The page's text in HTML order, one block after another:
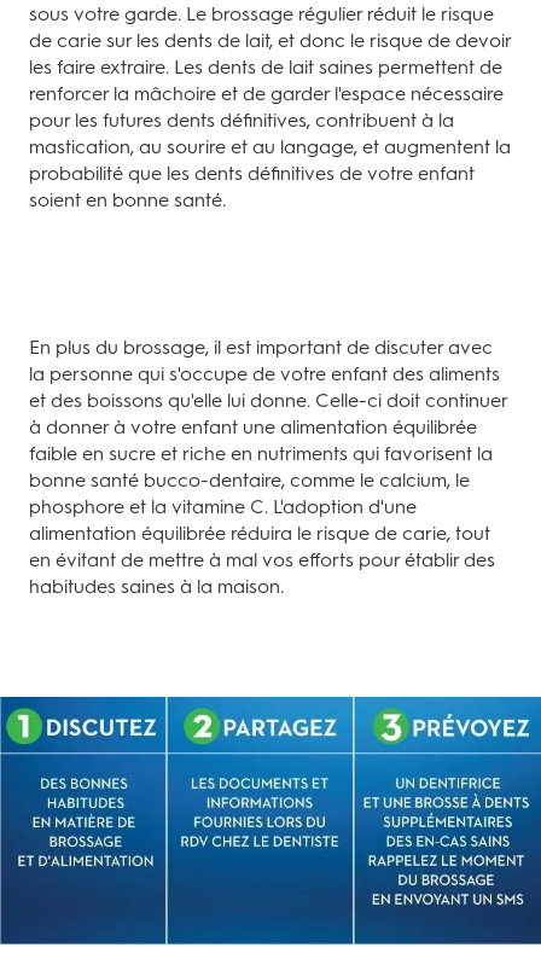
sous votre garde. Le brossage régulier réduit le risque
de carie sur les dents de lait, et donc le risque de devoir
les faire extraire. Les dents de lait saines permettent de
renforcer la mâchoire et de garder l'espace nécessaire
pour les futures dents définitives, contribuent à la
mastication, au sourire et au langage, et augmentent la
probabilité que les dents définitives de votre enfant
soient en bonne santé.
En plus du brossage, il est important de discuter avec
la personne qui s'occupe de votre enfant des aliments
et des boissons qu'elle lui donne. Celle-ci doit continuer
à donner à votre enfant une alimentation équilibrée
faible en sucre et riche en nutriments qui favorisent la
bonne santé bucco-dentaire, comme le calcium, le
phosphore et la vitamine C. L'adoption d'une
alimentation équilibrée réduira le risque de carie, tout
en évitant de mettre à mal vos efforts pour établir des
habitudes saines à la maison.